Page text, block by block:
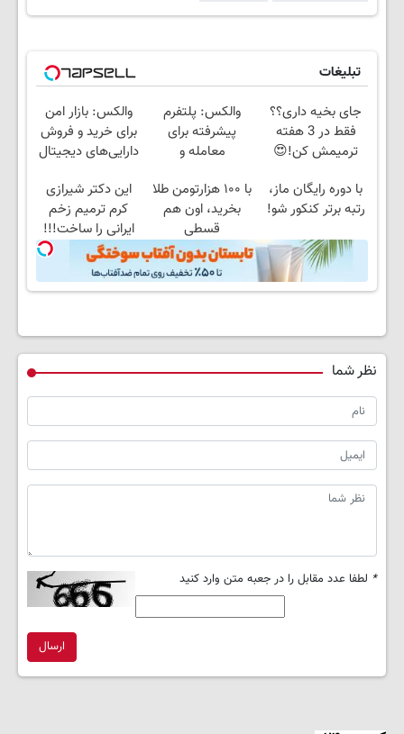
تبلیغات
جای بخیه داری؟؟
فقط در 3 هفته
ترمیمش کن!😍
والکس: پلتفرم
پیشرفته برای
معامله و
والکس: بازار امن
برای خرید و فروش
دارایی‌های دیجیتال
با دوره رایگان ماز،
رتبه برتر کنکور شو!
با ۱۰۰ هزارتومن طلا
بخرید، اون هم
قسطی
این دکتر شیرازی
کرم ترمیم زخم
ایرانی را ساخت!!!
نظر شما
* لطفا عدد مقابل را در جعبه متن وارد کنید
ارسال